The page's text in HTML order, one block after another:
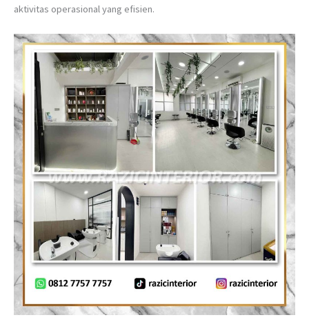
aktivitas operasional yang efisien.